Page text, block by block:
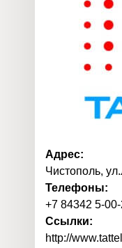
Адрес:
Чистополь,
Телефоны:
+7 84342 5-
Ссылки:
http://